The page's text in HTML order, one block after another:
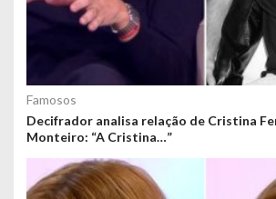
Famosos
Decifrador analisa relação de Cristina
Monteiro: “A Cristina…”